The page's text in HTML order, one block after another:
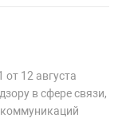
12 августа
в сфере связи,